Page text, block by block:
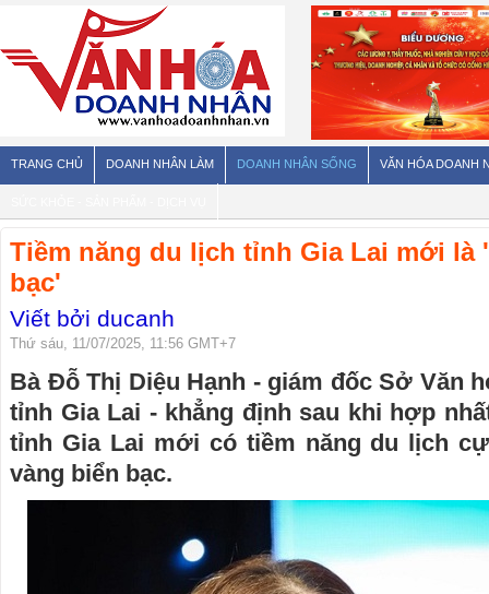
TRANG CHỦ DOANH NHÂN LÀM DOANH NHÂN SỐNG VĂN HÓA DOANH
Tiềm năng du lịch tỉnh Gia Lai mới là
bạc'
Viết bởi ducanh
Thứ sáu, 11/07/2025, 11:56 GMT+7
Bà Đỗ Thị Diệu Hạnh - giám đốc Sở Văn
tỉnh Gia Lai - khẳng định sau khi hợp
tỉnh Gia Lai mới có tiềm năng du lịch
vàng biển bạc.